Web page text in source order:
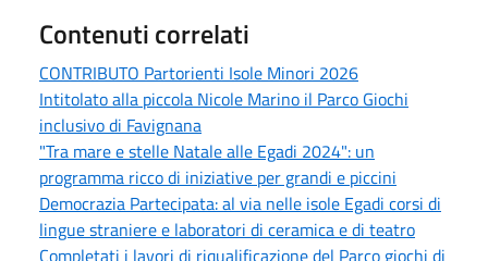
Contenuti correlati
CONTRIBUTO Partorienti Isole Minori 2026
Intitolato alla piccola Nicole Marino il Parco Giochi
inclusivo di Favignana
"Tra mare e stelle Natale alle Egadi 2024": un
programma ricco di iniziative per grandi e piccini
Democrazia Partecipata: al via nelle isole Egadi corsi di
lingue straniere e laboratori di ceramica e di teatro
Completati i lavori di riqualificazione del Parco giochi di